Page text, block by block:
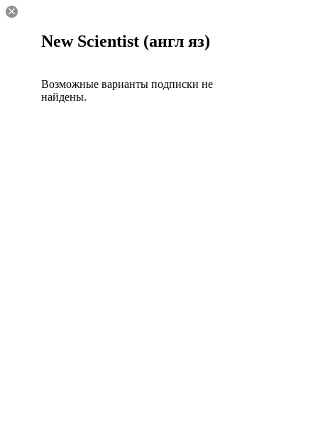
New Scientist (англ яз)
Возможные варианты подписки не
найдены.